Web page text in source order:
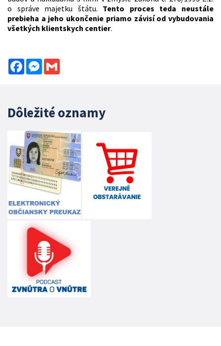
o správe majetku štátu. Tento proces teda neustále
prebieha a jeho ukončenie priamo závisí od vybudovania
všetkých klientskych centier.
FacebookMessenger
Dôležité oznamy